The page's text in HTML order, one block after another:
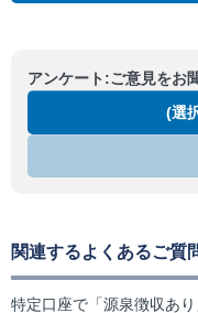
アンケート:ご意見をお
(選
関連するよくあるご質
特定口座で「源泉徴収あ